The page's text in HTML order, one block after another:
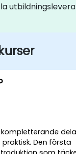
Den första